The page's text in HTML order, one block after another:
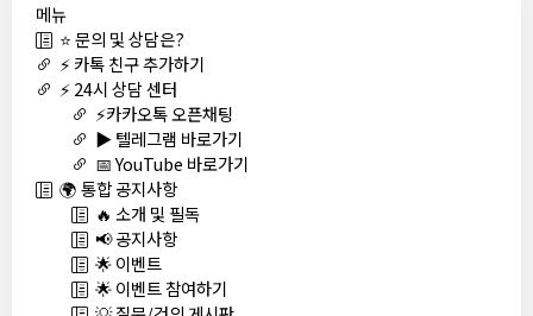
메뉴
⭐ 문의 및 상담은?
⚡ 카톡 친구 추가하기
⚡ 24시 상담 센터
⚡카카오톡 오픈채팅
▶️ 텔레그램 바로가기
📅 YouTube 바로가기
🌍 통합 공지사항
🔥 소개 및 필독
📢 공지사항
🌟 이벤트
🌟 이벤트 참여하기